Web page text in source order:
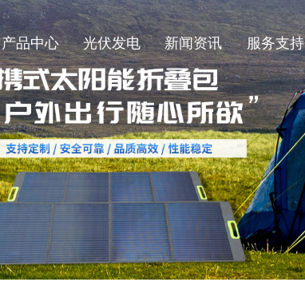
产品中心
SMT太阳能板
柔性太阳能板
太阳能折叠包
玻璃太阳能板
光伏发电 新闻资讯
公司新闻
行业新闻
技术知识
服务支持